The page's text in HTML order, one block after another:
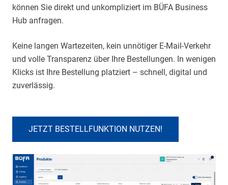
können Sie direkt und unkompliziert im BÜFA Business
Hub anfragen.
Keine langen Wartezeiten, kein unnötiger E-Mail-Verkehr
und volle Transparenz über Ihre Bestellungen. In wenigen
Klicks ist Ihre Bestellung platziert – schnell, digital und
zuverlässig.
JETZT BESTELLFUNKTION NUTZEN!